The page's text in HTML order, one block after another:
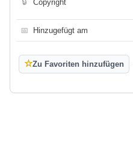
🔒 Copyright
📅 Hinzugefügt am
☆Zu Favoriten hinzufügen